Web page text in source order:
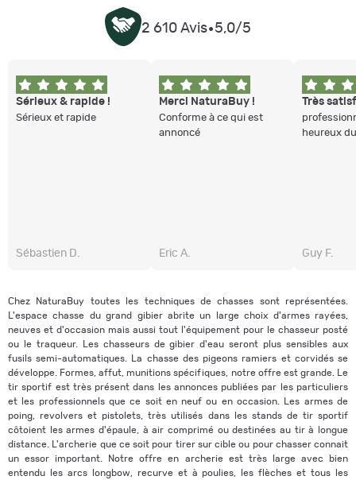
2 610 Avis•5,0/5
Sérieux & rapide !
Sérieux et rapide
Sébastien D.
Merci NaturaBuy !
Conforme à ce qui est
annoncé
Eric A.
Très
heureux
Guy F.
Chez NaturaBuy toutes les techniques de chasses sont représentées.
L'espace chasse du grand gibier abrite un large choix d'armes rayées,
neuves et d'occasion mais aussi tout l'équipement pour le chasseur posté
ou le traqueur. Les chasseurs de gibier d'eau seront plus sensibles aux
fusils semi-automatiques. La chasse des pigeons ramiers et corvidés se
développe. Formes, affut, munitions spécifiques, notre offre est grande. Le
tir sportif est très présent dans les annonces publiées par les particuliers
et les professionnels que ce soit en neuf ou en occasion. Les armes de
poing, revolvers et pistolets, très utilisés dans les stands de tir sportif
côtoient les armes d'épaule, à air comprimé ou destinées au tir à longue
distance. L'archerie que ce soit pour tirer sur cible ou pour chasser connait
un essor important. Notre offre en archerie est très large avec bien
entendu les arcs longbow, recurve et à poulies, les flèches et tous les